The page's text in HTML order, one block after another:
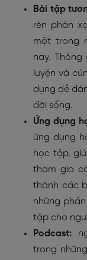
Bài tập
rèn phản
một trong
nay.
luyện và
dụng dễ
đời sống.
Ứng dụng
ứng dụng
học tập,
tham gia
thành các
những
tập cho
Podcast:
trong